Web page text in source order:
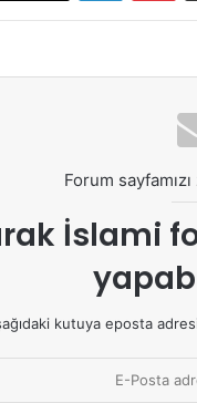
Forum
İslami
kutuya eposta